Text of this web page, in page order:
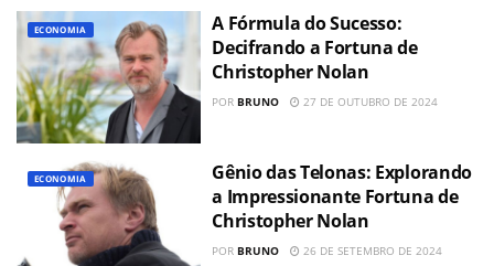
ECONOMIA
A Fórmula do Sucesso:
Decifrando a Fortuna de
Christopher Nolan
POR BRUNO 27 DE OUTUBRO DE 2024
ECONOMIA
Gênio das Telonas: Explorando
a Impressionante Fortuna de
Christopher Nolan
POR BRUNO 26 DE SETEMBRO DE 2024